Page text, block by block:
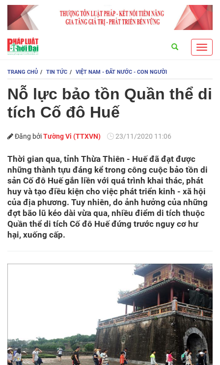
TRANG CHỦ TIN TỨC VIỆT NAM - ĐẤT NƯỚC - CON NGƯỜI
Nỗ lực bảo tồn Quần thể di
tích Cố đô Huế
Đăng bởiTường Vi (TTXVN) 23/11/2020 11:06
Thời gian qua, tỉnh Thừa Thiên - Huế đã đạt được
những thành tựu đáng kể trong công cuộc bảo tồn di
sản Cố đô Huế gắn liền với quá trình khai thác, phát
huy và tạo điều kiện cho việc phát triển kinh - xã hội
của địa phương. Tuy nhiên, do ảnh hưởng của những
đợt bão lũ kéo dài vừa qua, nhiều điểm di tích thuộc
Quần thể di tích Cố đô Huế đứng trước nguy cơ hư
hại, xuống cấp.